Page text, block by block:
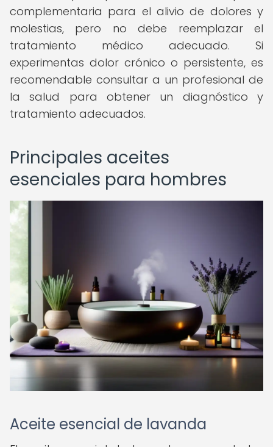
complementaria para el alivio de dolores y
molestias, pero no debe reemplazar el
tratamiento médico adecuado. Si
experimentas dolor crónico o persistente, es
recomendable consultar a un profesional de
la salud para obtener un diagnóstico y
tratamiento adecuados.
Principales aceites
esenciales para hombres
Aceite esencial de lavanda